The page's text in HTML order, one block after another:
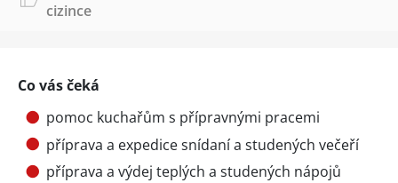
cizince
Co vás čeká
pomoc kuchařům s přípravnými pracemi
příprava a expedice snídaní a studených večeří
příprava a výdej teplých a studených nápojů